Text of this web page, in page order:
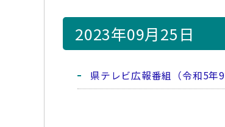
2023年09月25日
県テレビ広報番組（令和5年